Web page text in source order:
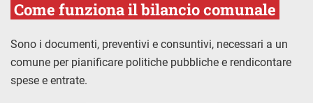
Come funziona il bilancio comunale
Sono i documenti, preventivi e consuntivi, necessari a un
comune per pianificare politiche pubbliche e rendicontare
spese e entrate.